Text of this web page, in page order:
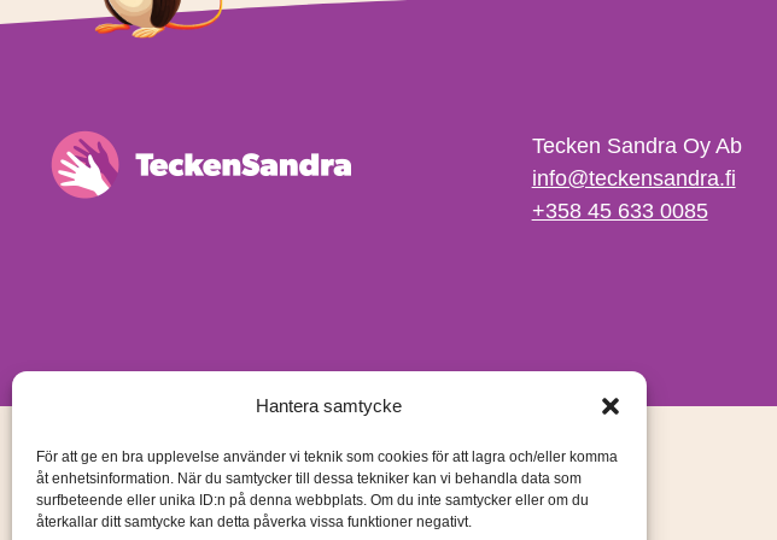
Hantera samtycke
För att ge en bra upplevelse använder vi teknik som cookies för att lagra och/eller komma
åt enhetsinformation. När du samtycker till dessa tekniker kan vi behandla data som
surfbeteende eller unika ID:n på denna webbplats. Om du inte samtycker eller om du
återkallar ditt samtycke kan detta påverka vissa funktioner negativt.
Tecken Sandra Oy Ab
info@teckensandra.fi
+358 45 633 0085